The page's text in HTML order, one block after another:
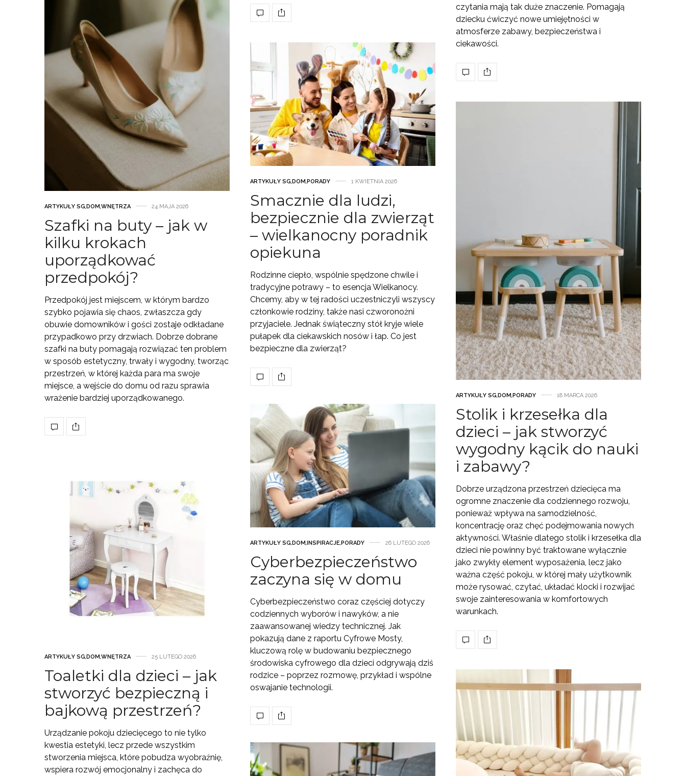
czytania mają tak duże znaczenie. Pomagają
dziecku ćwiczyć nowe umiejętności w
atmosferze zabawy, bezpieczeństwa i
ciekawości.
ARTYKUŁY SG,DOM,WNĘTRZA 24 MAJA 2026
Szafki na buty – jak w
kilku krokach
uporządkować
przedpokój?
Przedpokój jest miejscem, w którym bardzo
szybko pojawia się chaos, zwłaszcza gdy
obuwie domowników i gości zostaje odkładane
przypadkowo przy drzwiach. Dobrze dobrane
szafki na buty pomagają rozwiązać ten problem
w sposób estetyczny, trwały i wygodny, tworząc
przestrzeń, w której każda para ma swoje
miejsce, a wejście do domu od razu sprawia
wrażenie bardziej uporządkowanego.
ARTYKUŁY SG,DOM,PORADY 1 KWIETNIA 2026
Smacznie dla ludzi,
bezpiecznie dla zwierząt
– wielkanocny poradnik
opiekuna
Rodzinne ciepło, wspólnie spędzone chwile i
tradycyjne potrawy – to esencja Wielkanocy.
Chcemy, aby w tej radości uczestniczyli wszyscy
członkowie rodziny, także nasi czworonożni
przyjaciele. Jednak świąteczny stół kryje wiele
pułapek dla ciekawskich nosów i łap. Co jest
bezpieczne dla zwierząt?
ARTYKUŁY SG,DOM,PORADY 18 MARCA 2026
Stolik i krzesełka dla
dzieci – jak stworzyć
wygodny kącik do nauki
i zabawy?
Dobrze urządzona przestrzeń dziecięca ma
ogromne znaczenie dla codziennego rozwoju,
ponieważ wpływa na samodzielność,
koncentrację oraz chęć podejmowania nowych
aktywności. Właśnie dlatego stolik i krzesełka dla
dzieci nie powinny być traktowane wyłącznie
jako zwykły element wyposażenia, lecz jako
ważna część pokoju, w której mały użytkownik
może rysować, czytać, układać klocki i rozwijać
swoje zainteresowania w komfortowych
warunkach.
ARTYKUŁY SG,DOM,INSPIRACJE,PORADY 26 LUTEGO 2026
Cyberbezpieczeństwo
zaczyna się w domu
Cyberbezpieczeństwo coraz częściej dotyczy
codziennych wyborów i nawyków, a nie
zaawansowanej wiedzy technicznej. Jak
pokazują dane z raportu Cyfrowe Mosty,
kluczową rolę w budowaniu bezpiecznego
środowiska cyfrowego dla dzieci odgrywają dziś
rodzice – poprzez rozmowę, przykład i wspólne
oswajanie technologii.
ARTYKUŁY SG,DOM,WNĘTRZA 25 LUTEGO 2026
Toaletki dla dzieci – jak
stworzyć bezpieczną i
bajkową przestrzeń?
Urządzanie pokoju dziecięcego to nie tylko
kwestia estetyki, lecz przede wszystkim
stworzenia miejsca, które pobudza wyobraźnię,
wspiera rozwój emocjonalny i zachęca do